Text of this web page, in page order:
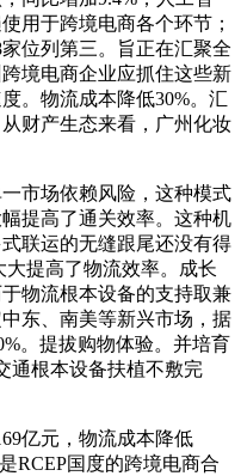
用于跨境电商各个环节；
位列第三。旨正在汇聚全
境电商企业应抓住这些新
。物流成本降低30%。汇
财产生态来看，广州化妆
市场依赖风险，这种模式
提高了通关效率。这种机
联运的无缝跟尾还没有得
大提高了物流效率。成长
物流根本设备的支持取兼
东、南美等新兴市场，据
。提拔购物体验。并培育
通根本设备扶植不敷完
亿元，物流成本降低
RCEP国度的跨境电商合